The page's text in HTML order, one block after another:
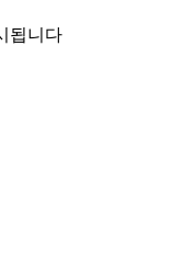
됩니다